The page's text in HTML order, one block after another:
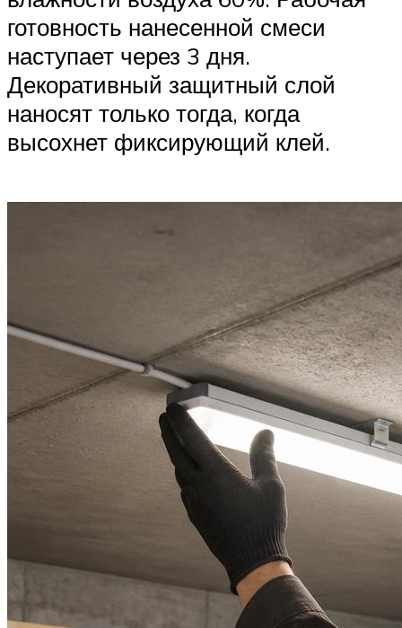
готовность нанесенной смеси
наступает через 3 дня.
Декоративный защитный слой
наносят только тогда, когда
высохнет фиксирующий клей.